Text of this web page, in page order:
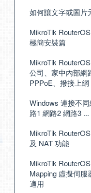
如何讓文字或圖片
MikroTik
極簡安裝篇
MikroTik
公司、家中內部網
PPPoE、撥接上網
Windows 連接不
路1 網路2 網路3 ...
MikroTik
及 NAT 功能
MikroTik
Mapping 虛擬伺服
適用